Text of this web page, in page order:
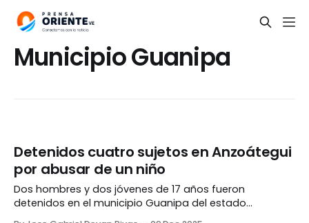
Municipio Guanipa
Detenidos cuatro sujetos en Anzoátegui
por abusar de un niño
Dos hombres y dos jóvenes de 17 años fueron
detenidos en el municipio Guanipa del estado